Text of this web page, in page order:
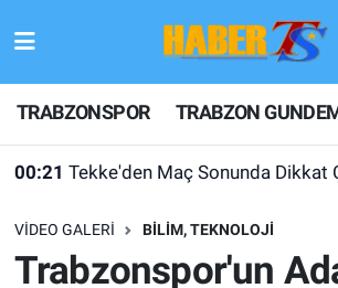
TRABZONSPOR TRABZON
00:21 Tekke'den Maç Sonunda Dikkat
VIDEO GALERI BILIM, TEKNOLOJI
Trabzonspor'un
TRABZONSPOR
TRABZON GUNDEMI
TRANSFER HABERLERI
Hava Durumu
Trafik Durumu
Tüm Manşetler